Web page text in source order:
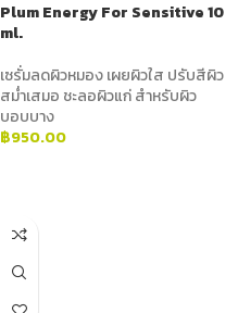
Plum Energy For Sensitive 10
ml.
เซรั่มลดผิวหมอง เผยผิวใส ปรับสีผิว
สม่ำเสมอ ชะลอผิวแก่ สำหรับผิว
บอบบาง
฿950.00